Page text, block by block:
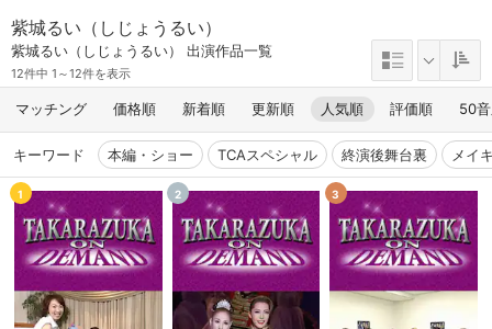
紫城るい（しじょうるい）
紫城るい（しじょうるい） 出演作品一覧
12件中 1～12件を表示
マッチング 価格順 新着順 更新順 人気順 評価順 50
キーワード 本編・ショー TCAスペシャル 終演後舞台裏 メイ
1 2 3